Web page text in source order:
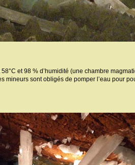
et 98 % d’humidité (une chambre
mineurs sont obligés de pomper l’eau pour